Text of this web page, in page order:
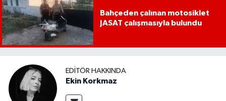
Bahçeden çalınan motosiklet
JASAT çalışmasıyla bulundu
EDITÖR HAKKINDA
Ekin Korkmaz